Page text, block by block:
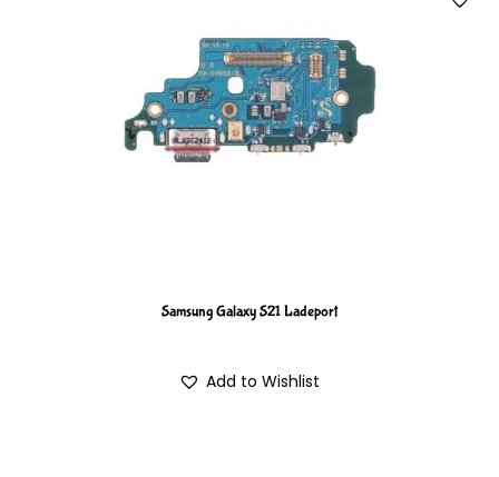
Samsung Galaxy S21 Ladeport
Add to Wishlist